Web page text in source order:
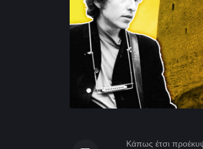
Κάπως έτσι